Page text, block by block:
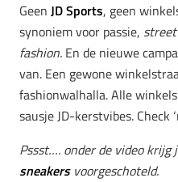
Geen JD Sports, geen
synoniem voor passie,
fashion. En de nieuwe
van. Een gewone
fashionwalhalla. Alle
sausje JD-kerstvibes. Check
Pssst…. onder de video krijg
sneakersvoorgeschoteld.